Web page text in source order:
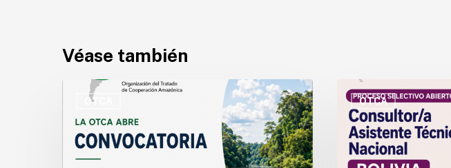
Véase también
OTCA
OTCA
convocatoria
para
Especialista
Técnico(a)
OTCA
OTCA
abre
convocatoria
para
Consultor/a
Asistente